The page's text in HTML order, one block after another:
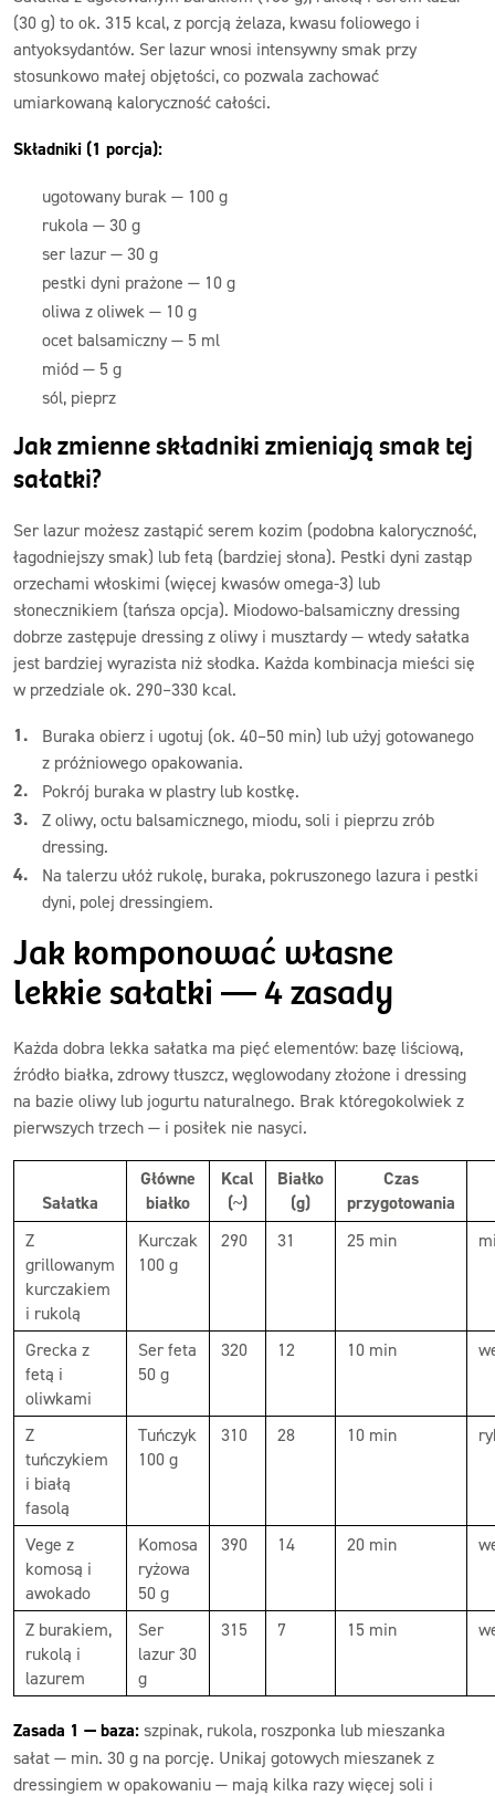
(30 g) to ok. 315 kcal, z porcją żelaza, kwasu foliowego i
antyoksydantów. Ser lazur wnosi intensywny smak przy
stosunkowo małej objętości, co pozwala zachować
umiarkowaną kaloryczność całości.
Składniki (1 porcja):
ugotowany burak — 100 g
rukola — 30 g
ser lazur — 30 g
pestki dyni prażone — 10 g
oliwa z oliwek — 10 g
ocet balsamiczny — 5 ml
miód — 5 g
sól, pieprz
Jak zmienne składniki zmieniają smak tej
sałatki?
Ser lazur możesz zastąpić serem kozim (podobna kaloryczność,
łagodniejszy smak) lub fetą (bardziej słona). Pestki dyni zastąp
orzechami włoskimi (więcej kwasów omega-3) lub
słonecznikiem (tańsza opcja). Miodowo-balsamiczny dressing
dobrze zastępuje dressing z oliwy i musztardy — wtedy sałatka
jest bardziej wyrazista niż słodka. Każda kombinacja mieści się
w przedziale ok. 290–330 kcal.
Buraka obierz i ugotuj (ok. 40–50 min) lub użyj gotowanego
z próżniowego opakowania.
Pokrój buraka w plastry lub kostkę.
Z oliwy, octu balsamicznego, miodu, soli i pieprzu zrób
dressing.
Na talerzu ułóż rukolę, buraka, pokruszonego lazura i pestki
dyni, polej dressingiem.
Jak komponować własne
lekkie sałatki — 4 zasady
Każda dobra lekka sałatka ma pięć elementów: bazę liściową,
źródło białka, zdrowy tłuszcz, węglowodany złożone i dressing
na bazie oliwy lub jogurtu naturalnego. Brak któregokolwiek z
pierwszych trzech — i posiłek nie nasyci.
Sałatka
Główne
białko
Kcal
(~)
Białko
(g)
Czas
przygotowania
Z
grillowanym
kurczakiem
i rukolą
Kurczak
100 g
290 31 25 min
Grecka z
fetą i
oliwkami
Ser feta
50 g
320 12 10 min
Z
tuńczykiem
i białą
fasolą
Tuńczyk
100 g
310 28 10 min
Vege z
komosą i
awokado
Komosa
ryżowa
50 g
390 14 20 min
Z burakiem,
rukolą i
lazurem
Ser
lazur 30
g
315 7 15 min
Zasada 1 — baza: szpinak, rukola, roszponka lub mieszanka
sałat — min. 30 g na porcję. Unikaj gotowych mieszanek z
dressingiem w opakowaniu — mają kilka razy więcej soli i